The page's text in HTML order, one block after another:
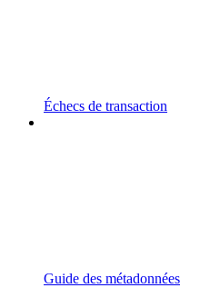
Échecs de transaction
Guide des métadonnées